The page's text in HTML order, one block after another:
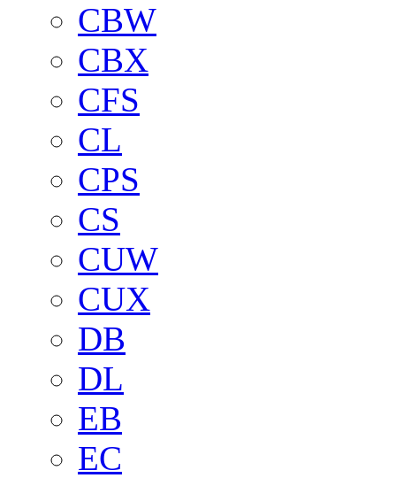
CBW
CBX
CFS
CL
CPS
CS
CUW
CUX
DB
DL
EB
EC